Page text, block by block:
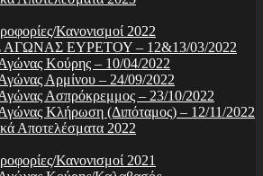
Κανονισμοί 2022
ΑΓΩΝΑΣ ΕΥΡΕΤΟΥ – 12&13/03/2022
Κούρης – 10/04/2022
Αρμίνου – 24/09/2022
Ασπρόκρεμμος – 23/10/2022
Κλήρωση (Διπόταμος) – 12/11/2022
Αποτελέσματα 2022
Κανονισμοί 2021